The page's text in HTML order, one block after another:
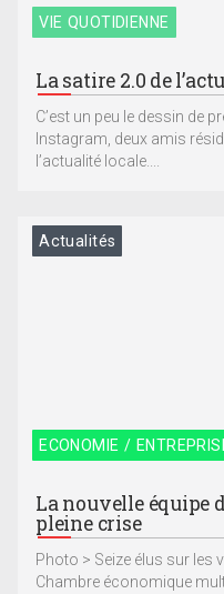
VIE QUOTIDIENNE
La satire 2.0 de
C’est un peu le dessin de
Instagram, deux amis
l’actualité locale....
ECONOMIE /
Actualités
La nouvelle équipe
pleine crise
Photo > Seize élus sur
Chambre économique